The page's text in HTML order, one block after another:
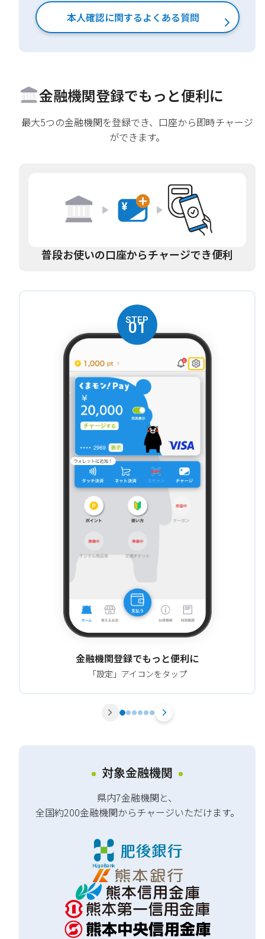
本人確認に関するよくある質問
金融機関登録でもっと便利に
最大5つの金融機関を登録でき、口座から即時チャージ
ができます。
普段お使いの口座からチャージでき便利
STEP
01
金融機関登録でもっと便利に
「設定」アイコンをタップ
対象金融機関
県内7金融機関と、
全国約200金融機関からチャージいただけます。